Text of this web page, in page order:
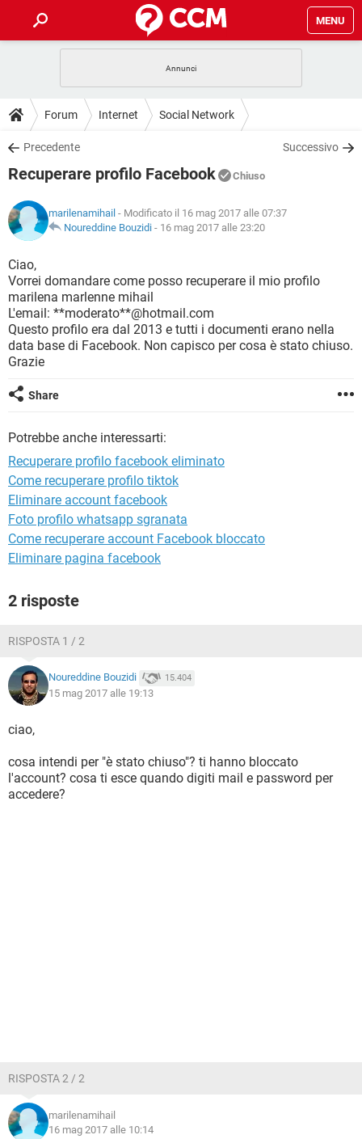
MENU
INTRATTENIMENTO ANDROID
iOS
INSTAGRAM WHATSAPP
TIKTOK
HARDWARE
GUIDE
COVID-19
INSTAGRAM WHATSAPP
TIKTOK
HARDWARE
DOWNLOAD
COVID-19 GAMING
INTRATTENIMENTO
iOS WINDOWS 10
INSTAGRAM
TIKTOK FACEBOOK
HARDWARE
FORUM
COVID-19 GAMING
INTRATTENIMENTO
iOS
INSTAGRAM
TIKTOK FACEBOOK
HARDWARE
GLOSSARIO
COVID-19
INTRATTENIMENTO ANDROID
iOS WINDOWS 10
INSTAGRAM WHATSAPP
TIKTOK
HARDWARE
Forum Internet Social Network
Precedente Successivo
Recuperare profilo Facebook Chiuso
marilenamihail - Modificato il 16 mag 2017 alle 07:37
Noureddine Bouzidi - 16 mag 2017 alle 23:20
Ciao,
Vorrei domandare come posso recuperare il mio profilo
marilena marlenne mihail
L'email: **moderato**@hotmail.com
Questo profilo era dal 2013 e tutti i documenti erano nella
data base di Facebook. Non capisco per cosa è stato chiuso.
Grazie
Share
Potrebbe anche interessarti:
Recuperare profilo facebook eliminato
Come recuperare profilo tiktok
Eliminare account facebook
Foto profilo whatsapp sgranata
Come recuperare account Facebook bloccato
Eliminare pagina facebook
2 risposte
RISPOSTA 1 / 2
Noureddine Bouzidi 15.404
15 mag 2017 alle 19:13
ciao,
cosa intendi per "è stato chiuso"? ti hanno bloccato
l'account? cosa ti esce quando digiti mail e password per
accedere?
RISPOSTA 2 / 2
marilenamihail
16 mag 2017 alle 10:14